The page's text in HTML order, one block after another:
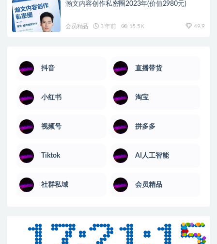
瀚文内容创作私密圈2023年(价值2980元)
会员精品 3 年前 15.5K 49.9
抖音 直播带货
小红书 淘宝
视频号 拼多多
Tiktok AI人工智能
社群私域 会员精品